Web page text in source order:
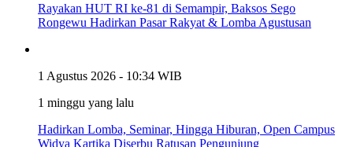
Rayakan HUT RI ke-81 di Semampir, Baksos Sego
Rongewu Hadirkan Pasar Rakyat & Lomba Agustusan
1 Agustus 2026 - 10:34 WIB
1 minggu yang lalu
Hadirkan Lomba, Seminar, Hingga Hiburan, Open Campus
Widya Kartika Diserbu Ratusan Pengunjung